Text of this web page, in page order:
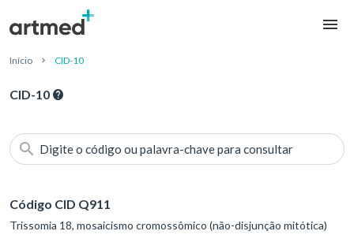
Início CID-10
CID-10
Digite o código ou palavra-chave para consultar
Código CID Q911
Trissomia 18, mosaicismo cromossômico (não-disjunção mitótica)